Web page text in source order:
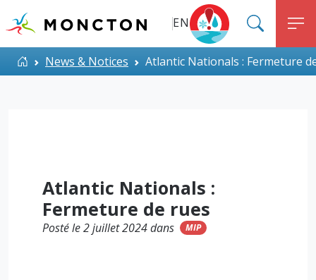
Top Menu
EN
ALERT MONCTON
Accueil
News & Notices Atlantic Nationals : Fermeture
Atlantic Nationals :
Fermeture de rues
Posté le 2 juillet 2024 dans MIP